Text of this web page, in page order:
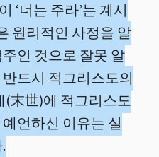
‘너는 주라’는 계시
원리적인 사정을 알
인 것으로 잘못 알
드시 적그리스도의
(末世)에 적그리스도
언하신 이유는 실